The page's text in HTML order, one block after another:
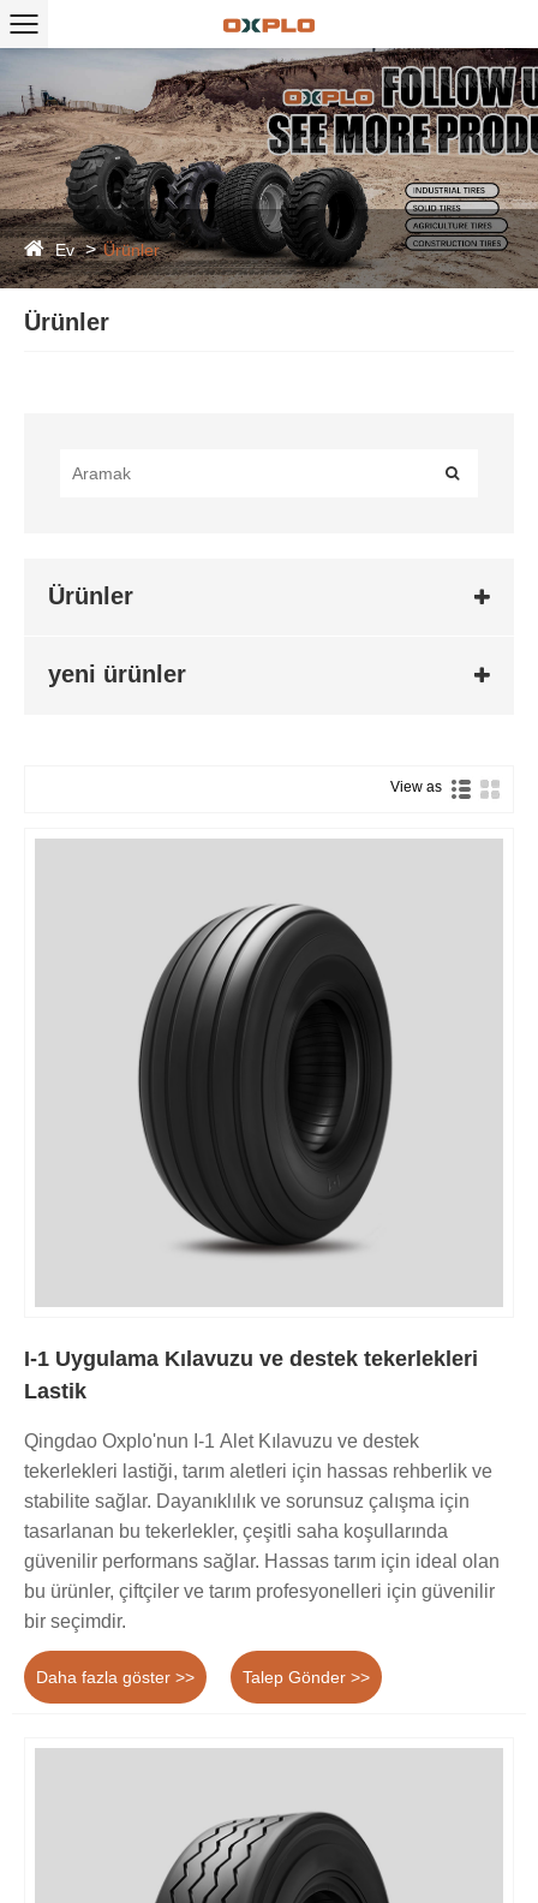
Ev Ürünler
Ürünler
Ürünler
yeni ürünler
View as
I-1 Uygulama Kılavuzu ve destek tekerlekleri
Lastik
Qingdao Oxplo'nun I-1 Alet Kılavuzu ve destek
tekerlekleri lastiği, tarım aletleri için hassas rehberlik ve
stabilite sağlar. Dayanıklılık ve sorunsuz çalışma için
tasarlanan bu tekerlekler, çeşitli saha koşullarında
güvenilir performans sağlar. Hassas tarım için ideal olan
bu ürünler, çiftçiler ve tarım profesyonelleri için güvenilir
bir seçimdir.
Daha fazla göster >> Talep Gönder >>